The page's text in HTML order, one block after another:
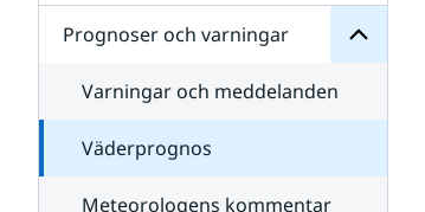
Prognoser och varningar
Varningar och meddelanden
Väderprognos
Meteorologens kommentar